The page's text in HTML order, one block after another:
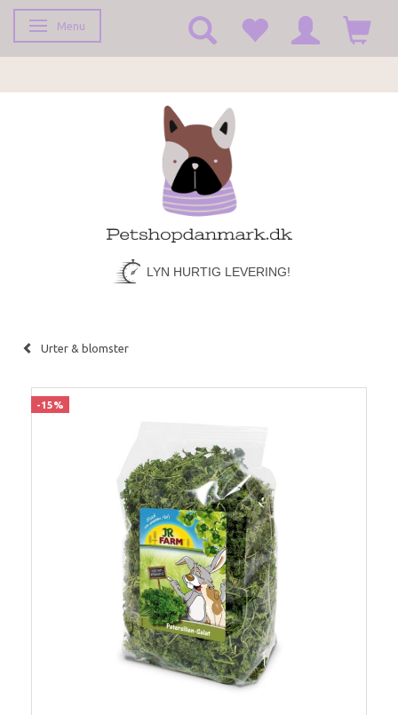
Skifte navigation
Menu
LYN HURTIG LEVERING!
Urter & blomster
-15%